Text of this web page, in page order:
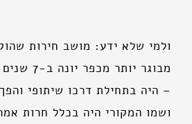
– היה בתחילת דרכו שיתופי
ושמו המקורי היה בכלל חרות